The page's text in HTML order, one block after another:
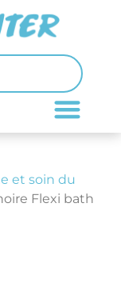
et soin du
Flexi bath